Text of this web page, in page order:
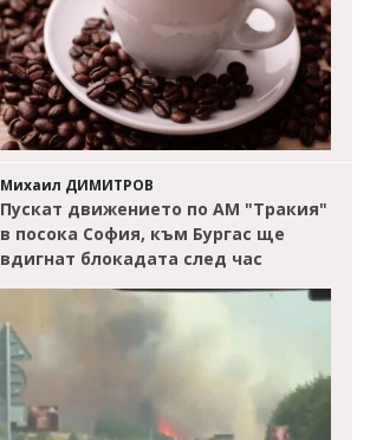
Михаил ДИМИТРОВ
Пускат движението по АМ "Тракия"
в посока София, към Бургас ще
вдигнат блокадата след час